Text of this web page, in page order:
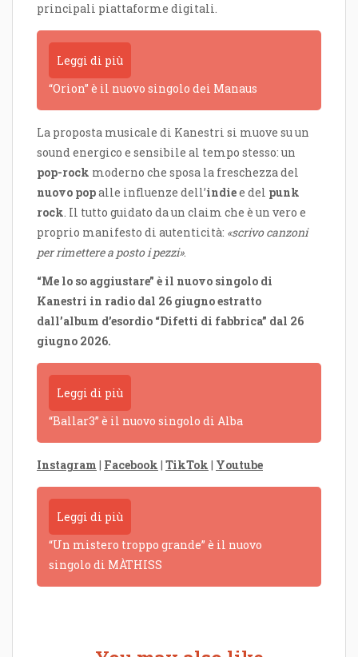
principali piattaforme digitali.
Leggi di più
“Orion” è il nuovo singolo dei Manaus
La proposta musicale di Kanestri si muove su un
sound energico e sensibile al tempo stesso: un
pop-rock moderno che sposa la freschezza del
nuovo popalle influenze dell’indiee del punk
rock. Il tutto guidato da un claim che è un vero e
proprio manifesto di autenticità: «scrivo canzoni
per rimettere a posto i pezzi».
“Me lo so aggiustare” è il nuovo singolo di
Kanestri in radio dal 26 giugno estratto
dall’album d’esordio “Difetti di fabbrica” dal 26
giugno 2026.
Leggi di più
“Ballar3” è il nuovo singolo di Alba
Instagram | Facebook | TikTok | Youtube
Leggi di più
“Un mistero troppo grande” è il nuovo
singolo di MÀTHISS